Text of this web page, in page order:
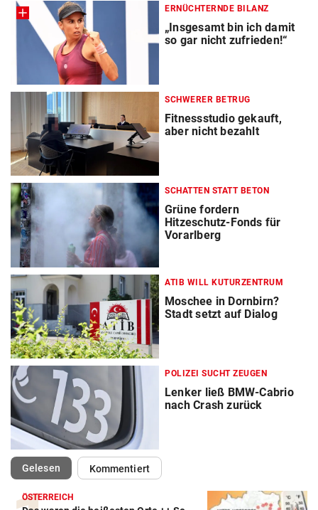
ERNÜCHTERNDE BILANZ
„Insgesamt bin ich damit
so gar nicht zufrieden!“
SCHWERER BETRUG
Fitnessstudio gekauft,
aber nicht bezahlt
SCHATTEN STATT BETON
Grüne fordern
Hitzeschutz-Fonds für
Vorarlberg
ATIB WILL KUTURZENTRUM
Moschee in Dornbirn?
Stadt setzt auf Dialog
POLIZEI SUCHT ZEUGEN
Lenker ließ BMW-Cabrio
nach Crash zurück
Gelesen(ausgewählt)Kommentiert
ÖSTERREICH